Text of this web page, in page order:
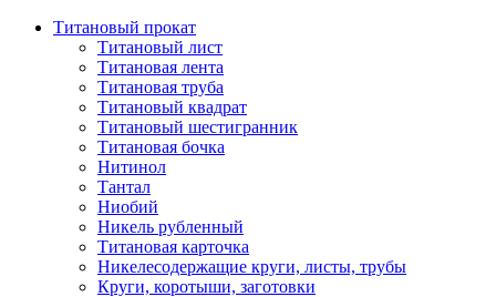
Титановый прокат
Титановый лист
Титановая лента
Титановая труба
Титановый квадрат
Титановый шестигранник
Титановая бочка
Нитинол
Тантал
Ниобий
Никель рубленный
Титановая карточка
Никелесодержащие круги, листы, трубы
Круги, коротыши, заготовки